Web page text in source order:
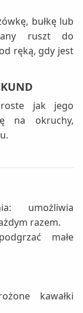
bułkę lub
ruszt do
ręką, gdy jest
jak jego
na okruchy,
umożliwia
razem.
małe
kawałki